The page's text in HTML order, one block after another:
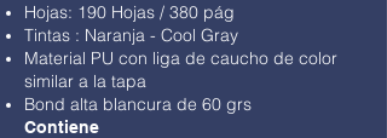
Hojas: 190 Hojas / 380 pág
Tintas : Naranja - Cool Gray
Material PU con liga de caucho de color
similar a la tapa
Bond alta blancura de 60 grs
Contiene